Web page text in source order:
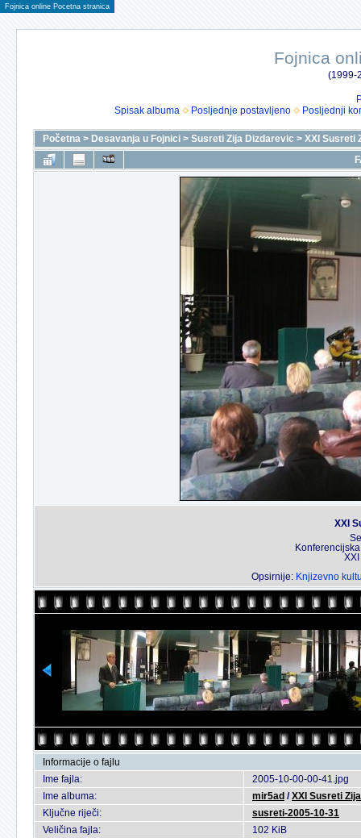
Fojnica online Pocetna stranica
Fojnica
(1999-
Spisak albuma
Posljednje postavljeno Posljednji
Početna > Desavanja u Fojnici > Susreti Zija Dizdarevic > XXI Susreti
XXI
Opsirnije: Knjizevno
Informacije o fajlu
Ime fajla:
2005-10-00-00-41.jpg
Ime albuma:
mir5ad /XXI Susreti
Ključne riječi:
susreti-2005-10-31
Veličina fajla:
102 KiB